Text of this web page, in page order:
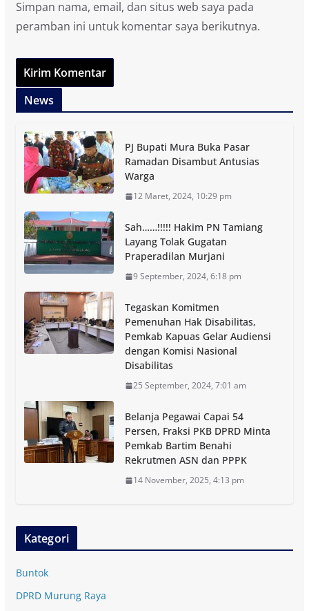
Simpan nama, email, dan situs web saya pada
peramban ini untuk komentar saya berikutnya.
News
PJ Bupati Mura Buka Pasar
Ramadan Disambut Antusias
Warga
12 Maret, 2024, 10:29 pm
Sah……!!!!! Hakim PN Tamiang
Layang Tolak Gugatan
Praperadilan Murjani
9 September, 2024, 6:18 pm
Tegaskan Komitmen
Pemenuhan Hak Disabilitas,
Pemkab Kapuas Gelar Audiensi
dengan Komisi Nasional
Disabilitas
25 September, 2024, 7:01 am
Belanja Pegawai Capai 54
Persen, Fraksi PKB DPRD Minta
Pemkab Bartim Benahi
Rekrutmen ASN dan PPPK
14 November, 2025, 4:13 pm
Kategori
Buntok
DPRD Murung Raya